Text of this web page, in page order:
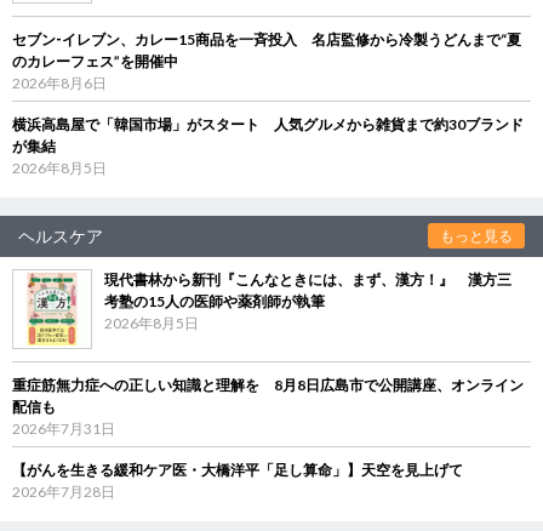
セブン‐イレブン、カレー15商品を一斉投入 名店監修から冷製うどんまで“夏
のカレーフェス”を開催中
2026年8月6日
横浜高島屋で「韓国市場」がスタート 人気グルメから雑貨まで約30ブランド
が集結
2026年8月5日
ヘルスケア もっと見る
現代書林から新刊『こんなときには、まず、漢方！』 漢方三
考塾の15人の医師や薬剤師が執筆
2026年8月5日
重症筋無力症への正しい知識と理解を 8月8日広島市で公開講座、オンライン
配信も
2026年7月31日
【がんを生きる緩和ケア医・大橋洋平「足し算命」】天空を見上げて
2026年7月28日